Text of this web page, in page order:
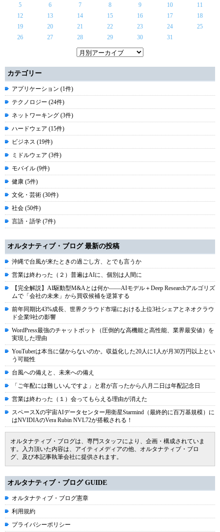
5
6 7 8 9 10
11
12
13 14 15 16 17
18
19
20 21 22 23 24
25
26
27 28 29 30 31
カテゴリー
アプリケーション (1件)
テクノロジー (24件)
ネットワーキング (3件)
ハードウェア (15件)
ビジネス (19件)
ミドルウェア (3件)
モバイル (9件)
健康 (5件)
文化・芸術 (30件)
社会 (50件)
言語・語学 (7件)
オルタナティブ・ブログ 最新の投稿
沖縄で台風が来たときの過ごし方、とでも言うか
営業は終わった（２）普遍はAIに、個別は人間に
【完全解説】AI駆動型M&Aとは何か――AIモデル＋Deep Researchアルゴリズ
ムで「会社の未来」から買収候補を逆算する
前年同期比43%成長、世界クラウド市場における上位3社シェアとネオクラウ
ド企業9社の影響
WordPress最強のチャットボット（圧倒的な高機能と高性能、業界最安値）を
実現した理由
YouTuberは本当に儲からないのか。収益化した20人に1人が月30万円以上とい
う可能性
台風への備えと、未来への備え
「ご年配には難しいんですよ」と君が言ったから八月二日は年配記念日
営業は終わった（１）会ってもらえる理由が消えた
スペースXの宇宙AIデータセンター用衛星Starmind（最終的に百万基規模）に
はNVIDIAのVera Rubin NVL72が搭載される！
オルタナティブ・ブログは、専門スタッフにより、企画・構成されていま
す。入力頂いた内容は、アイティメディアの他、オルタナティブ・ブロ
グ、及び本記事執筆会社に提供されます。
オルタナティブ・ブログ GUIDE
オルタナティブ・ブログ憲章
利用規約
プライバシーポリシー